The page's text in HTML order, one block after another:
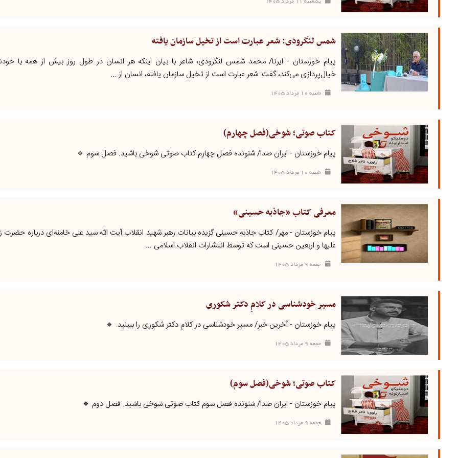
يکشنبه ۱۱ مرداد ۱۴۰۵
شمس لنگرودی: شعر عبارت است از تخیل سازمان یافته
پیام خوزستان - ایرنا/ محمد شمس لنگرودی،‌ شاعر با بیان اینکه هر انسان در طول روز بیش از همه با
خیال‌پردازی می‌کند، گفت: شعر عبارت است از تخیل سازمان یافته، انسان از ...
شنبه ۱۰ مرداد ۱۴۰۵
کتاب صوتی؛ شوخی(فصل چهارم)
پیام خوزستان - ایران صدا/ شنونده فصل چهارم کتاب صوتی شوخی باشید. فصل سوم 🔹
شنبه ۱۰ مرداد ۱۴۰۵
معرفی کتاب «جاذبه حسینی»
پیام خوزستان - مهر/ کتاب جاذبه حسینی گزیده بیانات رهبر شهید انقلاب آیت الله سید علی خامنه‌ای درباره حضرت
علیها و اربعین حسینی است که توسط انتشارات انقلاب اسلامی ...
جمعه ۹ مرداد ۱۴۰۵
مسیر خودشناسی در کلامِ دکتر شکوری
پیام خوزستان - آخرین خبر/ مسیر خودشناسی در کلامِ دکتر شکوری را ببینید. 🔹
جمعه ۹ مرداد ۱۴۰۵
کتاب صوتی؛ شوخی(فصل سوم)
پیام خوزستان - ایران صدا/ شنونده فصل سوم کتاب صوتی شوخی باشید. فصل دوم 🔹
جمعه ۹ مرداد ۱۴۰۵